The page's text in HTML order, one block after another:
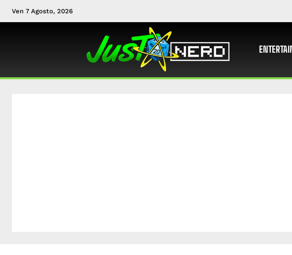
Ven 7 Agosto, 2026